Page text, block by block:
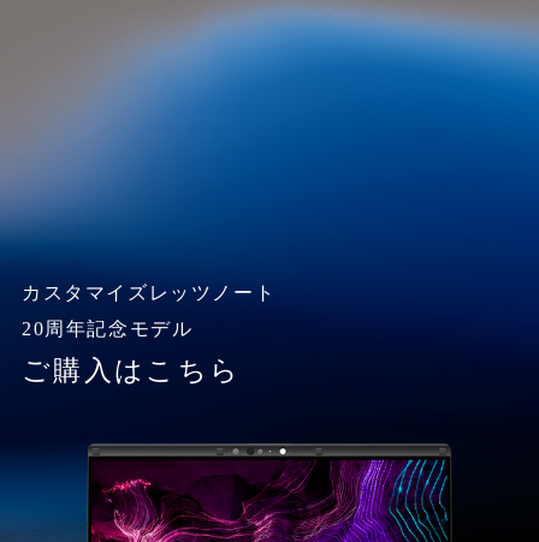
カスタマイズレッツノート
20周年記念モデル
ご購入はこちら